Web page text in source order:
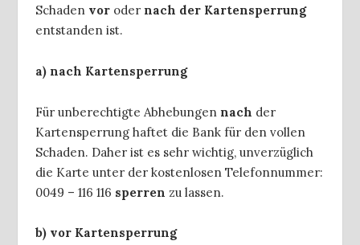
Schaden vor oder nach der Kartensperrung
entstanden ist.
a) nach Kartensperrung
Für unberechtigte Abhebungen nach der
Kartensperrung haftet die Bank für den vollen
Schaden. Daher ist es sehr wichtig, unverzüglich
die Karte unter der kostenlosen Telefonnummer:
0049 – 116 116 sperren zu lassen.
b) vor Kartensperrung